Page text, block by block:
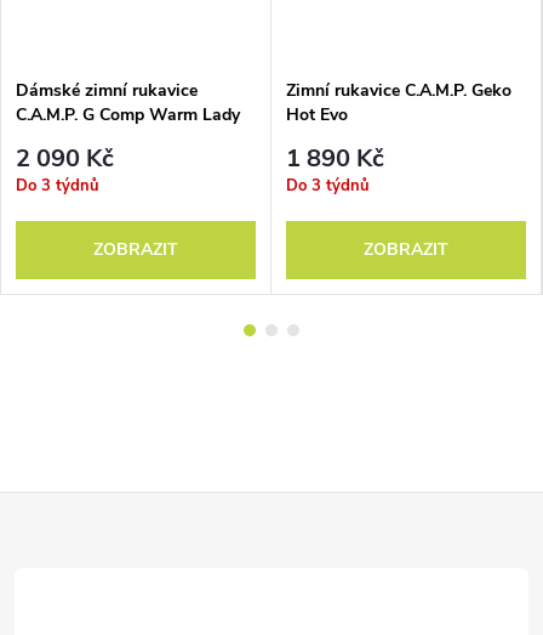
Dámské zimní rukavice
C.A.M.P. G Comp Warm Lady
2 090 Kč
Do 3 týdnů
ZOBRAZIT
Zimní rukavice C.A.M.P. Geko
Hot Evo
1 890 Kč
Do 3 týdnů
ZOBRAZIT